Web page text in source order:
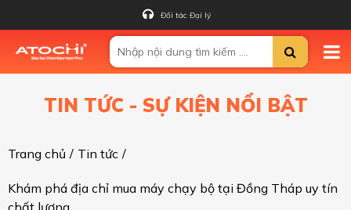
Đối tác Đại lý
TIN TỨC - SỰ KIỆN NỔI BẬT
Trang chủ / Tin tức /
Khám phá địa chỉ mua máy chạy bộ tại Đồng Tháp uy tín
chất lượng